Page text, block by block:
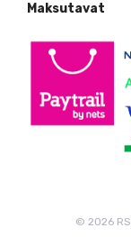
Maksutavat
© 2026